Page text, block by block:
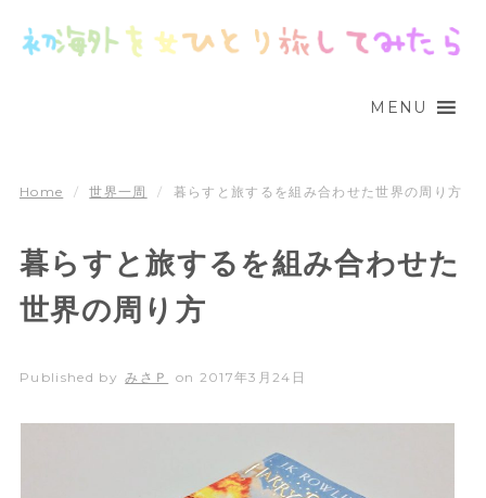
MENU
Home / 世界一周 / 暮らすと旅するを組み合わせた世界の周り方
暮らすと旅するを組み合わせた
世界の周り方
Published by みさＰ on 2017年3月24日